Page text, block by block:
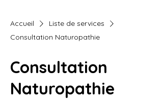
Accueil
Liste de services
Consultation Naturopathie
Consultation
Naturopathie